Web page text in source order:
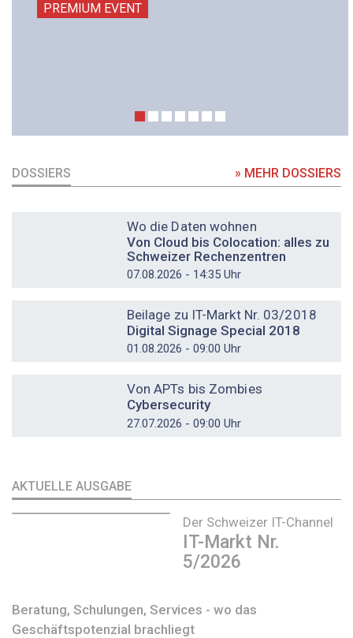
PREMIUM EVENT
DOSSIERS » MEHR DOSSIERS
Wo die Daten wohnen
Von Cloud bis Colocation: alles zu
Schweizer Rechenzentren
07.08.2026 - 14:35 Uhr
Beilage zu IT-Markt Nr. 03/2018
Digital Signage Special 2018
01.08.2026 - 09:00 Uhr
Von APTs bis Zombies
Cybersecurity
27.07.2026 - 09:00 Uhr
AKTUELLE AUSGABE
Der Schweizer IT-Channel
IT-Markt Nr.
5/2026
Beratung, Schulungen, Services - wo das
Geschäftspotenzial brachliegt